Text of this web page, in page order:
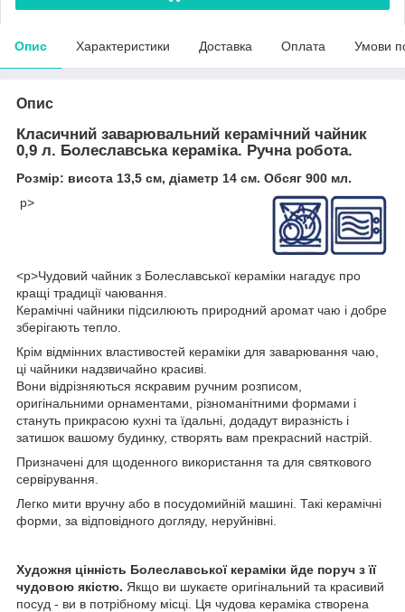
Опис Характеристики Доставка Оплата Умови
Опис
Класичний заварювальний керамічний чайник
0,9 л. Болеславська кераміка. Ручна робота.
Розмір: висота 13,5 см, діаметр 14 см. Обсяг 900 мл.
p>
<p>Чудовий чайник з Болеславської кераміки нагадує про
кращі традиції чаювання.
Керамічні чайники підсилюють природний аромат чаю і добре
зберігають тепло.
Крім відмінних властивостей кераміки для заварювання чаю,
ці чайники надзвичайно красиві.
Вони відрізняються яскравим ручним розписом,
оригінальними орнаментами, різноманітними формами і
стануть прикрасою кухні та їдальні, додадут виразність і
затишок вашому будинку, створять вам прекрасний настрій.
Призначені для щоденного використання та для святкового
сервірування.
Легко мити вручну або в посудомийній машині. Такі керамічні
форми, за відповідного догляду, неруйнівні.
Художня цінність Болеславської кераміки йде поруч з її
чудовою якістю. Якщо ви шукаєте оригінальний та красивий
посуд - ви в потрібному місці. Ця чудова кераміка створена